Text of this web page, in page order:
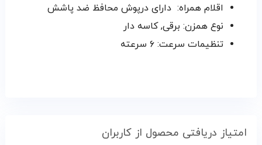
اقلام همراه: دارای درپوش محافظ ضد پاشش
نوع همزن: برقی, کاسه دار
تنظیمات سرعت: ۶ سرعته
امتیاز دریافتی محصول از کاربران